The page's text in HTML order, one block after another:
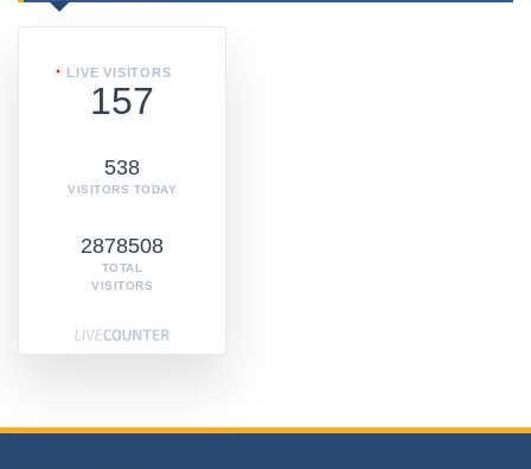
LIVE VISITORS
157
538
VISITORS TODAY
2878508
TOTAL
VISITORS